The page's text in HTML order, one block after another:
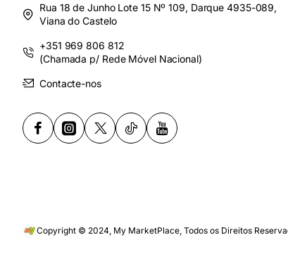
Rua 18 de Junho Lote 15 Nº 109, Darque 4935-089,
Viana do Castelo
+351 969 806 812
(Chamada p/ Rede Móvel Nacional)
Contacte-nos
Copyright © 2024, My MarketPlace, Todos os Direitos